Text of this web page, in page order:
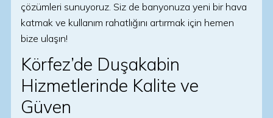
çözümleri sunuyoruz. Siz de banyonuza yeni bir hava
katmak ve kullanım rahatlığını artırmak için hemen
bize ulaşın!
Körfez’de Duşakabin
Hizmetlerinde Kalite ve
Güven